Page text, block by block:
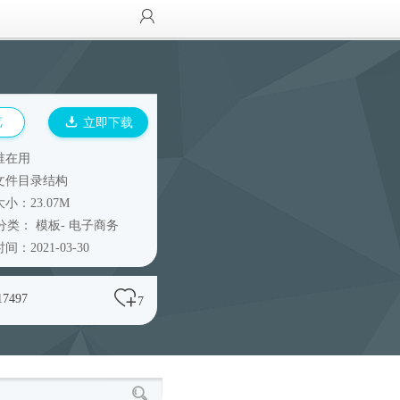
立即下载
在用
件目录结构
小：23.07M
类： 模板- 电子商务
间：2021-03-30
7